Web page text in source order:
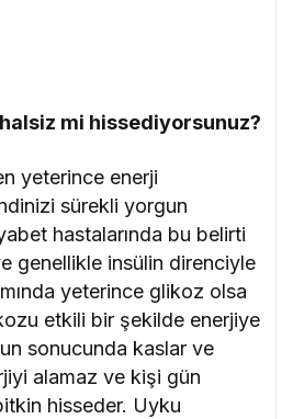
mi hissediyorsunuz?
yeterince enerji
sürekli yorgun
hastalarında bu belirti
genellikle insülin direnciyle
yeterince glikoz olsa
etkili bir şekilde enerjiye
sonucunda kaslar ve
alamaz ve kişi gün
hisseder. Uyku